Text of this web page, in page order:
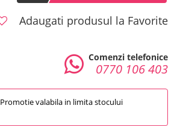
Adaugati produsul la Favorite
Comenzi telefonice
0770 106 403
Promotie valabila in limita stocului